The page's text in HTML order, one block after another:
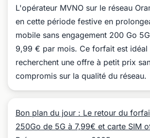
L'opérateur MVNO sur le réseau
en cette période festive en
mobile sans engagement 200 Go
9,99 € par mois. Ce forfait est idéal
recherchent une offre à petit prix
compromis sur la qualité du réseau.
Bon plan du jour : Le retour du
250Go de 5G à 7,99€ et carte SIM